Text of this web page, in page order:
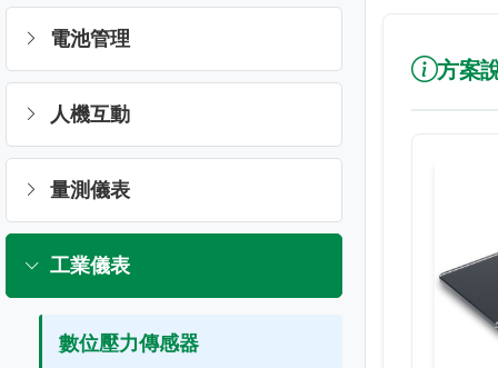
電池管理
人機互動
量測儀表
工業儀表
數位壓力傳感器
方案